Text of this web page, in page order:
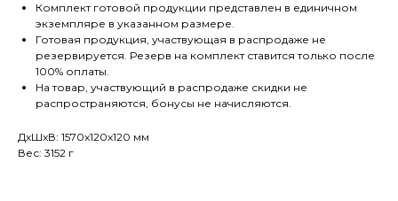
Комплект готовой продукции представлен в единичном
экземпляре в указанном размере.
Готовая продукция, участвующая в распродаже не
резервируется. Резерв на комплект ставится только после
100% оплаты.
На товар, участвующий в распродаже скидки не
распространяются, бонусы не начисляются.
ДxШxВ: 1570x120x120 мм
Вес: 3152 г